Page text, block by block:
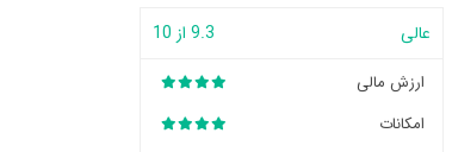
عالی 9.3 از 10
ارزش مالی
امکانات